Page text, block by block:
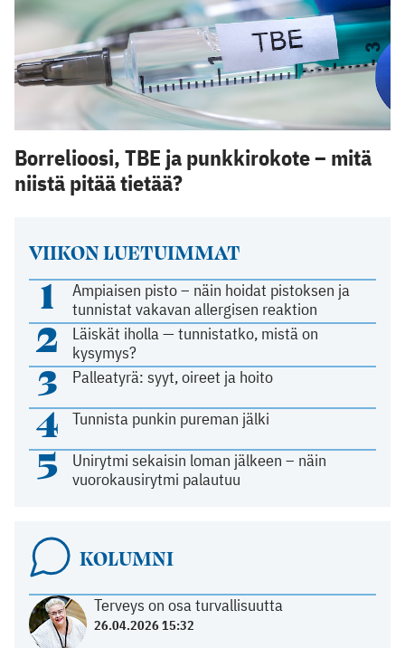
VIIKON LUETUIMMAT
1
Ampiaisen pisto – näin hoidat pistoksen ja
tunnistat vakavan allergisen reaktion
2
Läiskät iholla — tunnistatko, mistä on
kysymys?
3 Palleatyrä: syyt, oireet ja hoito
4 Tunnista punkin pureman jälki
5
Unirytmi sekaisin loman jälkeen – näin
vuorokausirytmi palautuu
KOLUMNI
Terveys on osa turvallisuutta
26.04.2026 15:32
Borrelioosi, TBE ja punkkirokote – mitä
niistä pitää tietää?